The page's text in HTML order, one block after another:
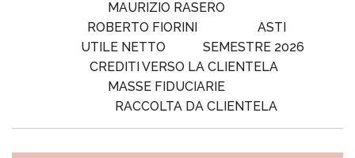
MAURIZIO RASERO
ROBERTO FIORINI
ASTI
UTILE NETTO
SEMESTRE 2026
CREDITI VERSO LA CLIENTELA
MASSE FIDUCIARIE
RACCOLTA DA CLIENTELA